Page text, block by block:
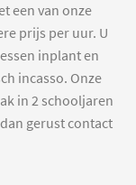
een van onze
prijs per uur. U
inplant en
incasso. Onze
in 2 schooljaren
gerust contact